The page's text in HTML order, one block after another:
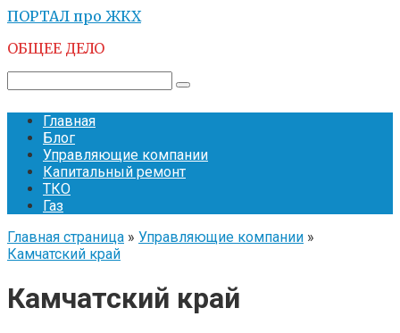
Перейти
контенту
ПОРТАЛ про ЖКХ
ОБЩЕЕ ДЕЛО
Главная
Блог
Управляющие компании
Капитальный ремонт
ТКО
Газ
Главная страница » Управляющие компании »
Камчатский край
Камчатский край